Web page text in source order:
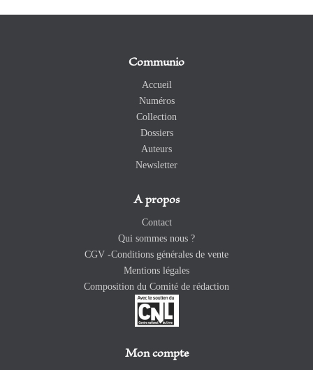
Communio
Accueil
Numéros
Collection
Dossiers
Auteurs
Newsletter
A propos
Contact
Qui sommes nous ?
CGV -Conditions générales de vente
Mentions légales
Composition du Comité de rédaction
Mon compte